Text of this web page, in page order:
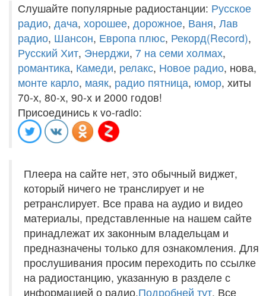
Слушайте популярные радиостанции: Русское
радио, дача, хорошее, дорожное, Ваня, Лав
радио, Шансон, Европа плюс, Рекорд(Record),
Русский Хит, Энерджи, 7 на семи холмах,
романтика, Камеди, релакс, Новое радио, нова,
монте карло, маяк, радио пятница, юмор, хиты
70-х, 80-х, 90-х и 2000 годов!
Присоединись к vo-radio:
Плеера на сайте нет, это обычный виджет,
который ничего не транслирует и не
ретранслирует. Все права на аудио и видео
материалы, представленные на нашем сайте
принадлежат их законным владельцам и
предназначены только для ознакомления. Для
прослушивания просим переходить по ссылке
на радиостанцию, указанную в разделе с
информацией о радио.Подробней тут. Все